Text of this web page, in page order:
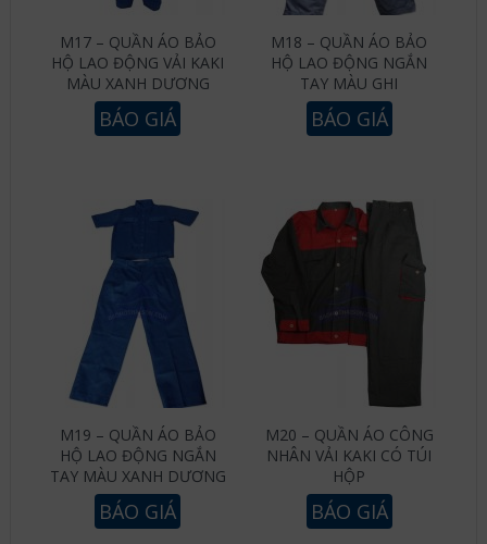
M17 – QUẦN ÁO BẢO
HỘ LAO ĐỘNG VẢI KAKI
MÀU XANH DƯƠNG
BÁO GIÁ
M18 – QUẦN ÁO BẢO
HỘ LAO ĐỘNG NGẮN
TAY MÀU GHI
BÁO GIÁ
M19 – QUẦN ÁO BẢO
HỘ LAO ĐỘNG NGẮN
TAY MÀU XANH DƯƠNG
BÁO GIÁ
M20 – QUẦN ÁO CÔNG
NHÂN VẢI KAKI CÓ TÚI
HỘP
BÁO GIÁ